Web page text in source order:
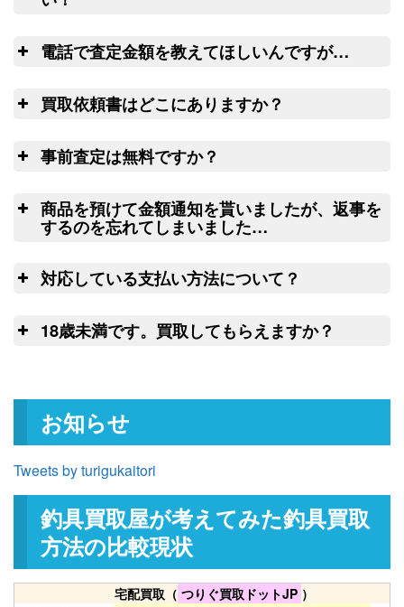
turi20260303
尺 未使用
turi20260304（2026/03/31迄）
2026/03/07
釣具買取クーポンg-
turi20260305 （2026/03/31迄）
和竿 先代孤舟 ぬ希 硬式純正鶺鴒
14尺 未使用
釣具買取クーポン turi20260221-
（2026/03/31迄）
42,000円
2026/02/21
和竿 蟹歩 別選硬式 寒蕾 銀朱総塗
釣具買取クーポン turi20260221-
42,000円
未使用
釣具買取クーポン
03（2026/03/31迄）
2026/02/21
和竿 源竿師 名匠 十三 13尺 未使
用
釣具買取クーポンturi20260221-
（2026/03/31迄）
2026/02/21
和竿 竿かづ へチ チヌ 7尺7寸 未
使用
10,500円
2026/02/21
ご心配な送る送
得価格でご満足いただけます。お買取り
処分料はかかりません。
全
リール
や釣り竿を梱包するダンボール、ケース
の無料配送サービス
電話で査定金額を教えてほしいんですが…
電
ブ
LINE
買取依頼書はどこにありますか？
こ ちら(PDF)
ウェブフォーム
事前査定は無料ですか？
は
商品を預けて金額通知を貰いましたが、返事を
するのを忘れてしまいました…
査
日以上連絡がつかない場合には、弊社に
て任意に物品を処分させていただきま
対応している支払い方法について？
ゆ
18歳未満です。買取してもらえますか？
お知らせ
Tweets by turigukaitori
釣具買取屋が考えてみた釣具買取
方法の比較現状
宅配買取（ つりぐ買取ドットJP ）